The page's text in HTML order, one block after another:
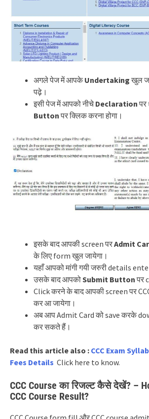
अगले पेज में आपके Undertakingखुल
पढ़े।
इसी पेज में आपको नीचे Declaration
Buttonपर क्लिक करना होगा।
इसके बाद आपकी screen परAdmit
के लिए form खुल जायेगा।
यहाँ आपको मांगी गयी जरुरी details
उसके बाद आपकोSubmit Buttonपर
Click करने के बाद आपकी screen पर
कर आ जायेगा।
अब आप Admit Card को save करके
कर सकते हैं।
Read this article also : CCC Exam
Fees Details Click here to know.
CCC Course का रिजल्ट कैसे देखें? –
CCC Course Result?